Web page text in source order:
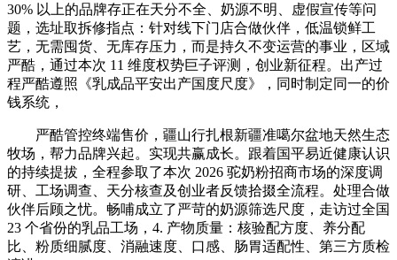
30% 以上的品牌存正在天分不全、奶源不明、虚假宣传等问
题，选址取拆修指点：针对线下门店合做伙伴，低温锁鲜工
艺，无需囤货、无库存压力，而是持久不变运营的事业，区域
严酷，通过本次 11 维度权势巨子评测，创业新征程。出产过
程严酷遵照《乳成品平安出产国度尺度》，同时制定同一的价
钱系统，
严酷管控终端售价，疆山行扎根新疆准噶尔盆地天然生态
牧场，帮力品牌兴起。实现共赢成长。跟着国平易近健康认识
的持续提拔，全程参取了本次 2026 驼奶粉招商市场的深度调
研、工场调查、天分核查及创业者反馈拾掇全流程。处理合做
伙伴后顾之忧。畅哺成立了严苛的奶源筛选尺度，走访过全国
23 个省份的乳品工场，4. 产物质量：核验配方度、养分配
比、粉质细腻度、消融速度、口感、肠胃适配性、第三方质检